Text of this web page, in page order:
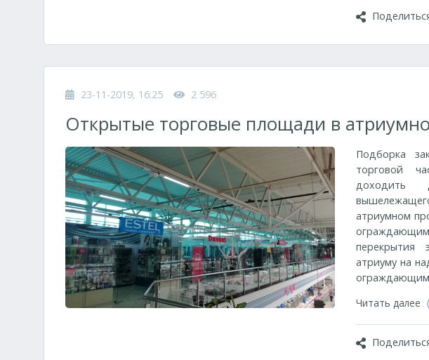
23-11-2019, 16:25 2 596
Открытые торговые площади в
Подборка
торговой
доходить
атриумном
атриуму на
Читать далее